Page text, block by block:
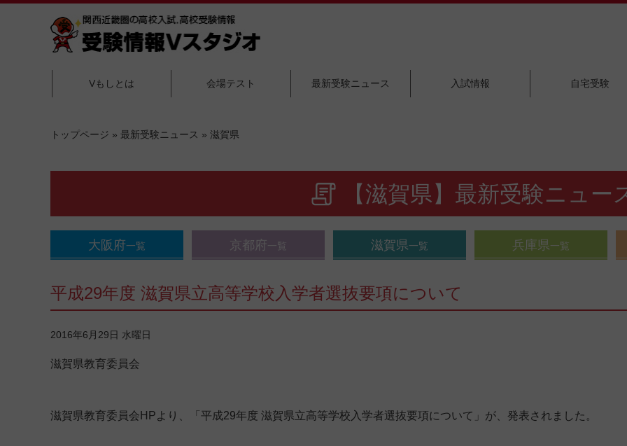
Vもしとは 会場テスト 最新受験ニュース 入試情報 自宅受験
トップページ » 最新受験ニュース » 滋賀県
【滋賀県】最新受験ニュー
大阪府一覧 京都府一覧 滋賀県一覧 兵庫県一覧
平成29年度 滋賀県立高等学校入学者選抜要項について
2016年6月29日 水曜日
滋賀県教育委員会
滋賀県教育委員会HPより、「平成29年度 滋賀県立高等学校入学者選抜要項について」が、発表されました。